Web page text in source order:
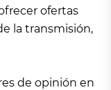
ofertas
la transmisión,
de opinión en